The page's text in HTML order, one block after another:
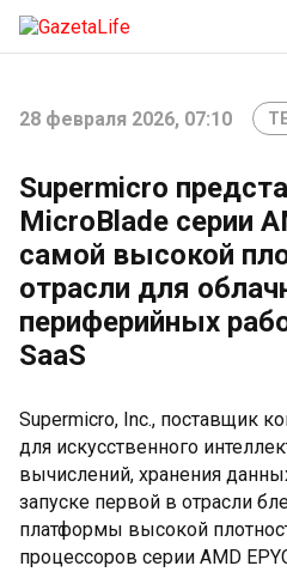
28 февраля 2026, 07:10
Supermicro
MicroBlade серии
самой высокой
отрасли для
периферийных
SaaS
Supermicro, Inc., поставщик
для искусственного
вычислений, хранения
запуске первой в отрасли
платформы высокой
процессоров серии AMD